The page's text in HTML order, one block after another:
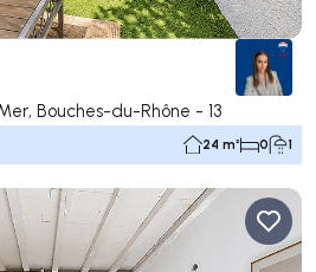
Bouches-du-Rhône - 13
24 m² 0 1